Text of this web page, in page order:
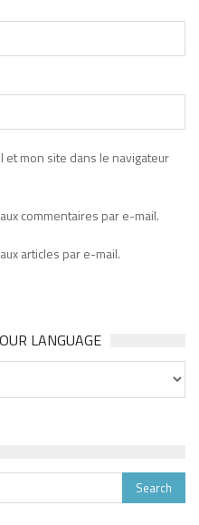
mon site dans le navigateur
commentaires par e-mail.
articles par e-mail.
LANGUAGE